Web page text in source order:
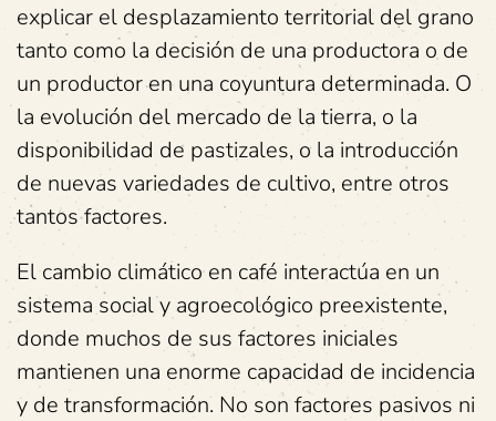
explicar el desplazamiento territorial del grano
tanto como la decisión de una productora o de
un productor en una coyuntura determinada. O
la evolución del mercado de la tierra, o la
disponibilidad de pastizales, o la introducción
de nuevas variedades de cultivo, entre otros
tantos factores.
El cambio climático en café interactúa en un
sistema social y agroecológico preexistente,
donde muchos de sus factores iniciales
mantienen una enorme capacidad de incidencia
y de transformación. No son factores pasivos ni